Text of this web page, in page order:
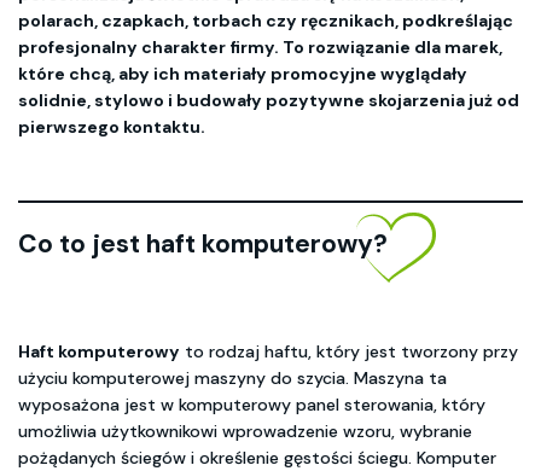
polarach, czapkach, torbach czy ręcznikach, podkreślając
profesjonalny charakter firmy. To rozwiązanie dla marek,
które chcą, aby ich materiały promocyjne wyglądały
solidnie, stylowo i budowały pozytywne skojarzenia już od
pierwszego kontaktu.
Co to jest haft komputerowy?
Haft komputerowy to rodzaj haftu, który jest tworzony przy
użyciu komputerowej maszyny do szycia. Maszyna ta
wyposażona jest w komputerowy panel sterowania, który
umożliwia użytkownikowi wprowadzenie wzoru, wybranie
pożądanych ściegów i określenie gęstości ściegu. Komputer